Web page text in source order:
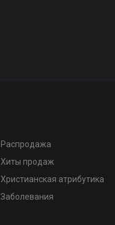
Распродажа
Хиты продаж
Христианская атрибутика
Заболевания